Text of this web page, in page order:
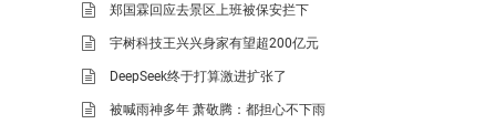
郑国霖回应去景区上班被保安拦下
宇树科技王兴兴身家有望超200亿元
DeepSeek终于打算激进扩张了
被喊雨神多年 萧敬腾：都担心不下雨